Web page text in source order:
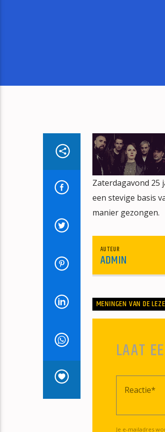
Zaterdagavond 25
een stevige basis
manier gezongen.
AUTEUR
ADMIN
MENINGEN VAN DE
LAAT
Je e-mailadres